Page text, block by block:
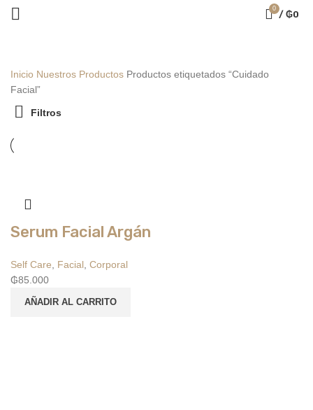
0
/ ₲0
Inicio Nuestros Productos Productos etiquetados “Cuidado
Facial”
Filtros
Serum Facial Argán
Self Care Facial Corporal
₲85.000
AÑADIR AL CARRITO